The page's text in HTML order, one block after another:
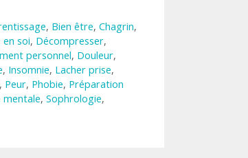
, Bien être, Chagrin,
en soi, Décompresser,
personnel, Douleur,
, Insomnie, Lacher prise,
, Peur, Phobie, Préparation
mentale, Sophrologie,